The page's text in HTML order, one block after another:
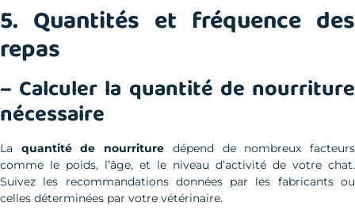
5. Quantités et fréquence des
repas
– Calculer la quantité de nourriture
nécessaire
La quantité de nourriture dépend de nombreux facteurs
comme le poids, l’âge, et le niveau d’activité de votre chat.
Suivez les recommandations données par les fabricants ou
celles déterminées par votre vétérinaire.